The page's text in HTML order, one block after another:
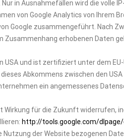
in Ausnahmefällen wird die volle
von Google Analytics von Ihrem
Google zusammengeführt. Nach
Zusammenhang erhobenen Daten
USA und ist zertifiziert unter dem
Abkommens zwischen den
ein angemessenes
Wirkung für die Zukunft widerrufen,
http://tools.google.com/
der Website bezogenen